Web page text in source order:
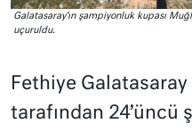
Galatasaray’ın şampiyonluk kupası
uçuruldu.
Fethiye
tarafından 24’üncü